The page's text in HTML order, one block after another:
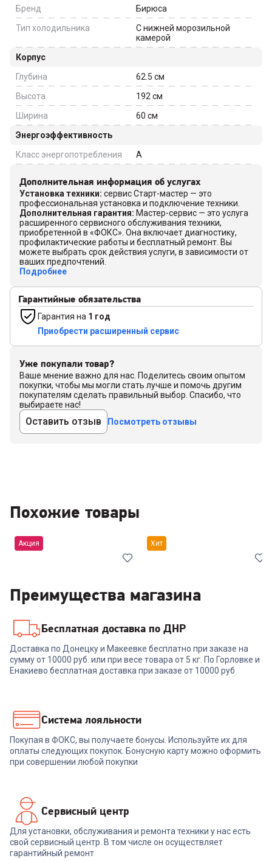
Бренд
Бирюса
Тип холодильника
С нижней морозильной
камерой
Корпус
Глубина
62.5 см
Высота
192 см
Ширина
60 см
Энергоэффективность
Класс энергопотребления
A
Дополнительная информация об услугах
Установка техники: сервис Старт-мастер — это
профессиональная установка и подключение техники.
Дополнительная гарантия: Мастер-сервис — это услуга
расширенного сервисного обслуживания техники,
приобретенной в «ФОКС». Она включает диагностику,
профилактические работы и бесплатный ремонт. Вы
можете выбрать срок действия услуги, в зависимости от
ваших предпочтений.
Подробнее
Гарантийные обязательства
Гарантия на 1 год
Приобрести расширенный сервис
Уже покупали товар?
Ваше мнение важно для нас. Поделитесь своим опытом
покупки, чтобы мы могли стать лучше и помочь другим
покупателям сделать правильный выбор. Спасибо, что
выбираете нас!
Оставить отзыв Посмотреть отзывы
Похожие товары
Акция
4.3(
Холодильник INDESIT ITR
5200 W
32 400₽
В корзину
Хит
Холодильник INDESIT ITR
4180 W
В корзину
Преимущества магазина
Бесплатная доставка по ДНР
Доставка по Донецку и Макеевке бесплатно при заказе на
сумму от 10000 руб. или при весе товара от 5 кг. По Горловке и
Енакиево бесплатная доставка при заказе от 10000 руб
Система лояльности
Покупая в ФОКС, вы получаете бонусы. Используйте их для
оплаты следующих покупок. Бонусную карту можно оформить
при совершении любой покупки
Сервисный центр
Для установки, обслуживания и ремонта техники у нас есть
свой сервисный центр. В том числе он осуществляет
гарантийный ремонт